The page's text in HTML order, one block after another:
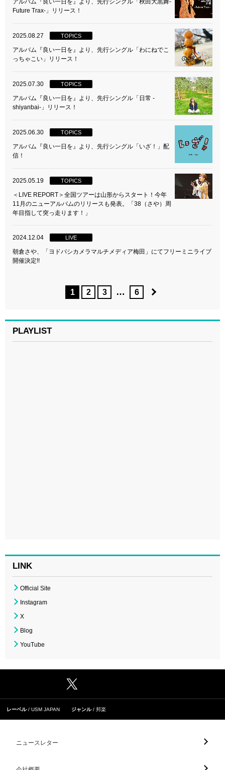
Future Trax-」リリース！
2025.08.27 TOPICS
アルバム『良い一日を』より、先行シングル「わにねでこ
っちゃこい」リリース！
2025.07.30 TOPICS
アルバム『良い一日を』より、先行シングル「日常 -
shiyanbai-」リリース！
2025.06.30 TOPICS
アルバム『良い一日を』より、先行シングル「いざ！」配
信！
2025.05.19 TOPICS
＜LIVE REPORT＞全国ツアーは山形からスタート！今年
11月のニューアルバムのリリースも発表。「38（さや）周
年目指して突っ走ります！」
2024.12.04 LIVE
朝倉さや、「ヨドバシカメラマルチメディア梅田」にてフリーミニライブ
開催決定!!
1 2 3 … 6
PLAYLIST
LINK
Official Site
Instagram
X
Blog
YouTube
レーベル USM JAPAN ジャンル 邦楽
ニュースレター